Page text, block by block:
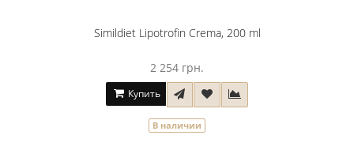
Simildiet Lipotrofin Crema, 200 ml
2 254 грн.
Купить
В наличии